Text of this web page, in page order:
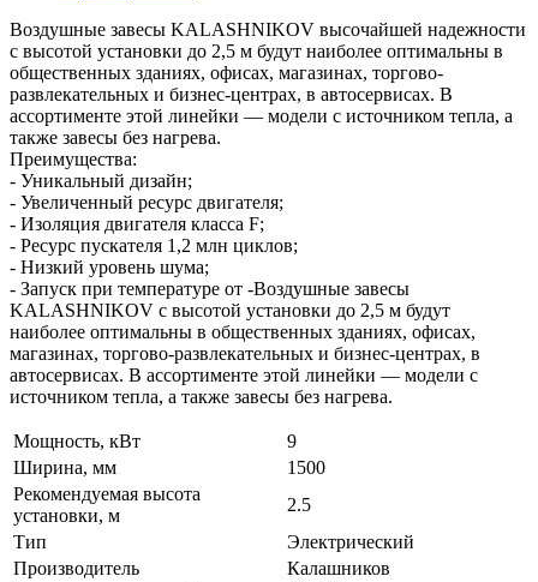
Воздушные завесы KALASHNIKOV высочайшей надежности
с высотой установки до 2,5 м будут наиболее оптимальны в
общественных зданиях, офисах, магазинах, торгово-
развлекательных и бизнес-центрах, в автосервисах. В
ассортименте этой линейки — модели с источником тепла, а
также завесы без нагрева.
Преимущества:
- Уникальный дизайн;
- Увеличенный ресурс двигателя;
- Изоляция двигателя класса F;
- Ресурс пускателя 1,2 млн циклов;
- Низкий уровень шума;
- Запуск при температуре от -Воздушные завесы
KALASHNIKOV с высотой установки до 2,5 м будут
наиболее оптимальны в общественных зданиях, офисах,
магазинах, торгово-развлекательных и бизнес-центрах, в
автосервисах. В ассортименте этой линейки — модели с
источником тепла, а также завесы без нагрева.
Мощность, кВт
9
Ширина, мм
1500
Рекомендуемая высота
установки, м
2.5
Тип
Электрический
Производитель
Калашников